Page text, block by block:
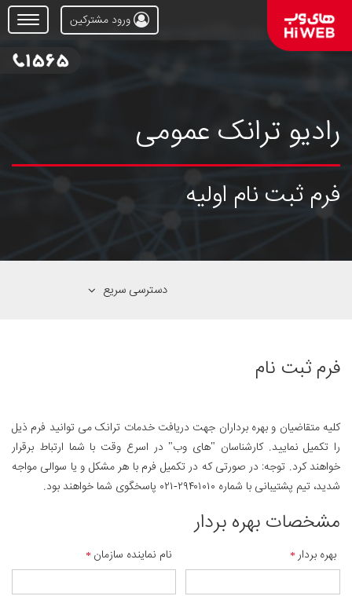
Open
Menu
ورود مشترکین
رادیو ترانک عمومی
فرم ثبت نام اولیه
دسترسی سریع
فرم ثبت نام
کلیه متقاضیان و بهره برداران جهت دریافت خدمات ترانک می توانید فرم ذیل
را تکمیل نمایید. کارشناسان "های وب" در اسرع وقت با شما ارتباط برقرار
خواهند کرد. توجه: در صورتی که در تکمیل فرم با هر مشکل و یا سوالی مواجه
شدید، تیم پشتیبانی با شماره ۰۲۱-۲۹۴۰۱۰۱۰ پاسخگوی شما خواهند بود.
مشخصات بهره بردار
نام نماینده سازمان بهره بردار